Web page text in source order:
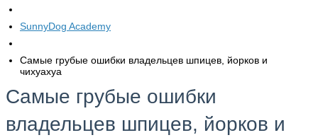
SunnyDog Academy
Самые грубые ошибки владельцев шпицев, йорков и
чихуахуа
Самые грубые ошибки
владельцев шпицев, йорков и